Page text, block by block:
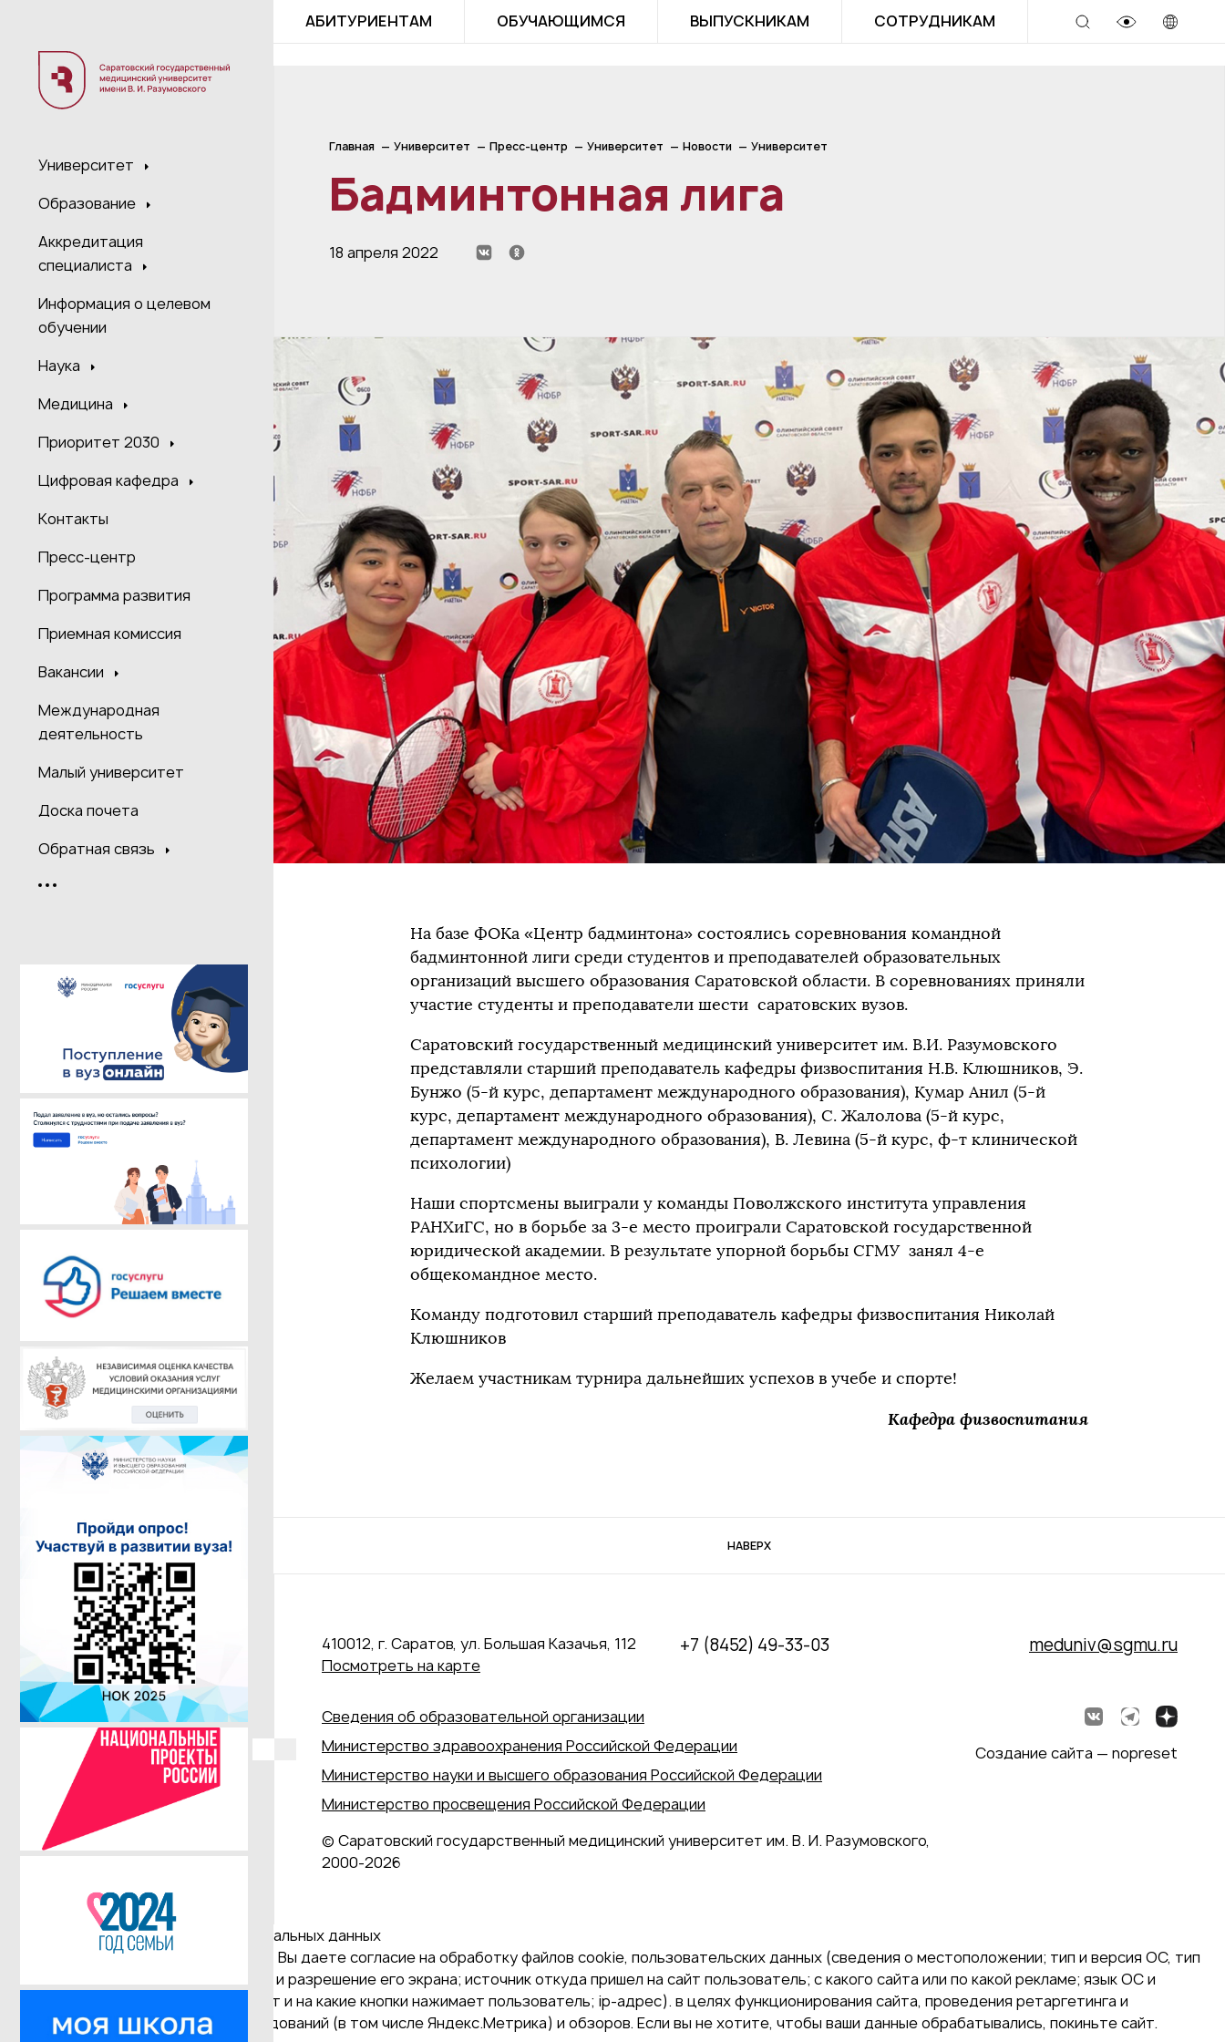
Университет
Образование
Аккредитация
специалиста
Информация о целевом
обучении
Наука
Медицина
Приоритет 2030
Цифровая кафедра
Контакты
Пресс-центр
Программа развития
Приемная комиссия
Вакансии
Международная
деятельность
Малый университет
Доска почета
Обратная связь
АБИТУРИЕНТАМ ОБУЧАЮЩИМСЯ ВЫПУСКНИКАМ СОТРУДНИКАМ
Главная Университет Пресс-центр Университет Новости Университет
Бадминтонная лига
18 апреля 2022
На базе ФОКа «Центр бадминтона» состоялись соревнования командной
бадминтонной лиги среди студентов и преподавателей образовательных
организаций высшего образования Саратовской области. В соревнованиях приняли
участие студенты и преподаватели шести саратовских вузов.
Саратовский государственный медицинский университет им. В.И. Разумовского
представляли старший преподаватель кафедры физвоспитания Н.В. Клюшников, Э.
Бунжо (5-й курс, департамент международного образования), Кумар Анил (5-й
курс, департамент международного образования), С. Жалолова (5-й курс,
департамент международного образования), В. Левина (5-й курс, ф-т клинической
психологии)
Наши спортсмены выиграли у команды Поволжского института управления
РАНХиГС, но в борьбе за 3-е место проиграли Саратовской государственной
юридической академии. В результате упорной борьбы СГМУ занял 4-е
общекомандное место.
Команду подготовил старший преподаватель кафедры физвоспитания Николай
Клюшников
Желаем участникам турнира дальнейших успехов в учебе и спорте!
Кафедра физвоспитания
НАВЕРХ
410012, г. Саратов, ул. Большая Казачья, 112
Посмотреть на карте
+7 (8452) 49-33-03 meduniv@sgmu.ru
Сведения об образовательной организации
Министерство здравоохранения Российской Федерации
Министерство науки и высшего образования Российской Федерации
Министерство просвещения Российской Федерации
© Саратовский государственный медицинский университет им. В. И. Разумовского,
2000‑2026
Создание сайта — nopreset
Даю согласие на обработку персональных данных
Продолжая использовать наш сайт, Вы даете согласие на обработку файлов cookie, пользовательских данных (сведения о местоположении; тип и версия ОС, тип
и версия Браузера; тип устройства и разрешение его экрана; источник откуда пришел на сайт пользователь; с какого сайта или по какой рекламе; язык ОС и
Браузер; какие страницы открывает и на какие кнопки нажимает пользователь; ip-адрес). в целях функционирования сайта, проведения ретаргетинга и
проведения статистических исследований (в том числе Яндекс.Метрика) и обзоров. Если вы не хотите, чтобы ваши данные обрабатывались, покиньте сайт.